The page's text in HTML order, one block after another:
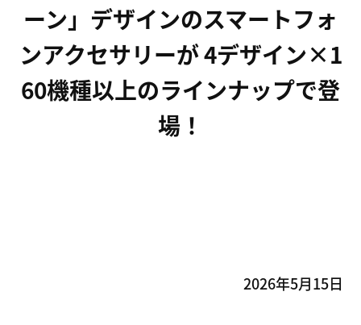
ーン」デザインのスマートフォ
ンアクセサリーが 4デザイン×1
60機種以上のラインナップで登
場！
2026年5月15日